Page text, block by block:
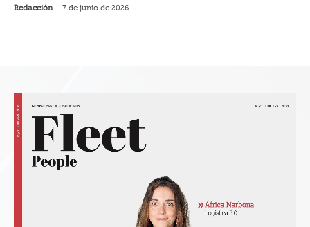
Redacción - 7 de junio de 2026